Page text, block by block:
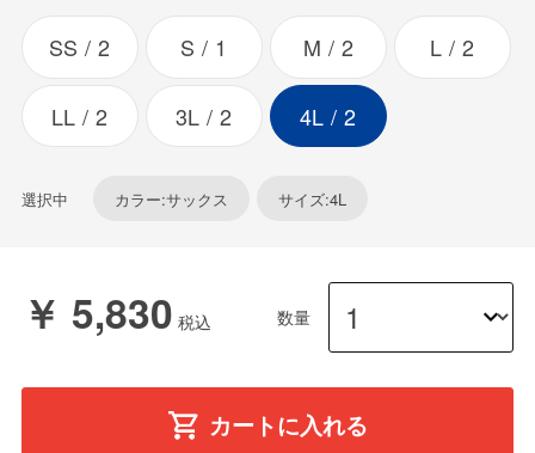
SS 2 S 1 M 2 L 2
LL 2 3L 2 4L 2
選択中 カラー:サックス サイズ:4L
￥ 5,830 数量
カートに入れる